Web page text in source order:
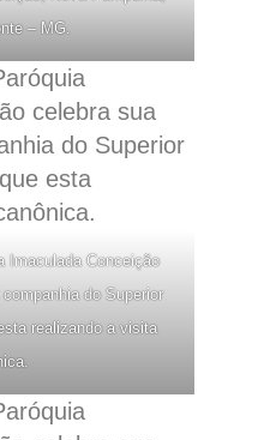
– MG.
Imaculada Conceição
do Superior
realizando a visita